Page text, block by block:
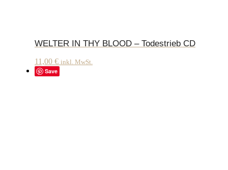
WELTER IN THY BLOOD – Todestrieb CD
11,00 € inkl. MwSt.
Save